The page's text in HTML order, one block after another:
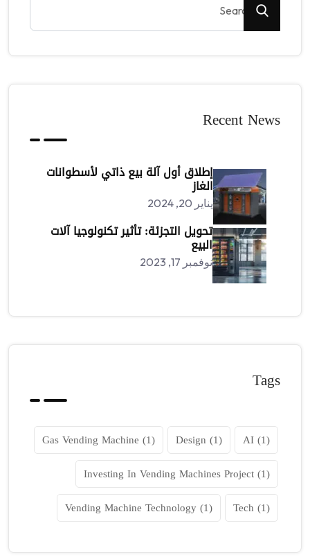
Recent News
إطلاق أول آلة بيع ذاتي لأسطوانات
الغاز
يناير 20, 2024
تحويل التجزئة: تأثير تكنولوجيا آلات
البيع
نوفمبر 17, 2023
Tags
AI(1)
Design (1)
Gas Vending Machine (1)
Investing In Vending Machines Project(1)
Tech (1)
Vending Machine Technology(1)